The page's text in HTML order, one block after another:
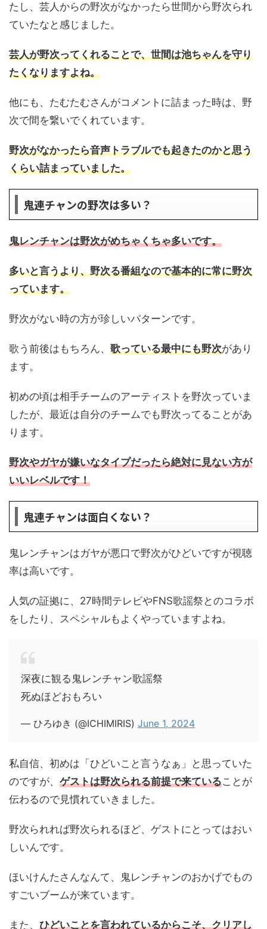
たし、芸人からの野次がなかったら世間から野次られ
ていたなと感じました。
芸人が野次ってくれることで、世間は池ちゃんを守り
たくなりますよね。
他にも、たむたむさんがコメントに詰まった時は、野
次で間を繋いでくれています。
野次がなかったら音声トラブルでも起きたのかと思う
くらい詰まっていました。
鬼連チャンの野次は多い？
鬼レンチャンは野次がめちゃくちゃ多いです。
多いと言うより、野次る番組なので基本的に常に野次
っています。
野次がない時の方が珍しいパターンです。
歌う前後はもちろん、 歌っている最中にも野次があり
ます。
初めの頃は相手チームのアーティストを野次っていま
したが、最近は自分のチームでも野次ってることがあ
ります。
野次やガヤが嫌いなタイプだったら絶対に見ない方が
いいレベルです！
鬼連チャンは面白くない？
鬼レンチャンはガヤが悪口で野次がひどいですが視聴
率は高いです。
人気の証拠に、27時間テレビやFNS歌謡祭とのコラボ
をしたり、スペシャルもよくやっていますよね。
深夜に観る鬼レンチャン歌謡祭
死ぬほどおもろい
— ひろゆき (@ICHIMIRIS) June 1, 2024
私自信、初めは「ひどいこと言うなぁ」と思っていた
のですが、 ゲストは野次られる前提で来ていることが
伝わるので見慣れていきました。
野次られれば野次られるほど、ゲストにとってはおい
しいんです。
ほいけんたさんなんて、鬼レンチャンのおかげでもの
すごいブームが来ています。
また、 ひどいことを言われているからこそ、クリアし